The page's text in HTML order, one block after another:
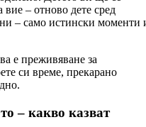
вие – отново дете сред
– само истински моменти
е преживяване за
си време, прекарано
– какво казват